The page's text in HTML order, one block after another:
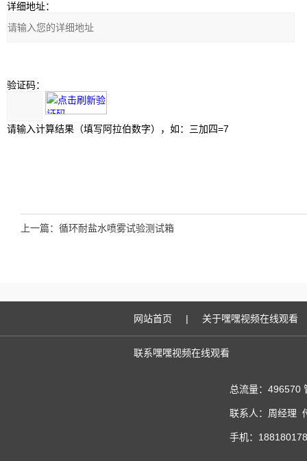
详细地址：
验证码：
请输入计算结果（填写阿拉伯数字），如：三加四=7
上一篇： 循环耐盐水喷雾试验测试箱
网站首页 | 关于嘿嘿视频在线观看
联系嘿嘿视频在线观看
总流量：496570
联系人：周经理
手机：